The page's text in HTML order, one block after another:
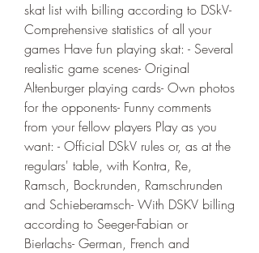
skat list with billing according to DSkV-
Comprehensive statistics of all your
games Have fun playing skat: - Several
realistic game scenes- Original
Altenburger playing cards- Own photos
for the opponents- Funny comments
from your fellow players Play as you
want: - Official DSkV rules or, as at the
regulars' table, with Kontra, Re,
Ramsch, Bockrunden, Ramschrunden
and Schieberamsch- With DSKV billing
according to Seeger-Fabian or
Bierlachs- German, French and